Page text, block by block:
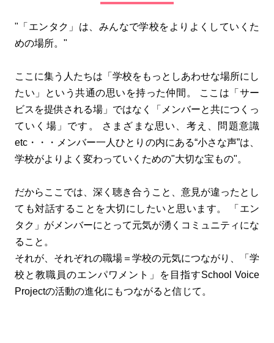
"「エンタク」は、みんなで学校をよりよくしていくた
めの場所。"
ここに集う人たちは「学校をもっとしあわせな場所にし
たい」という共通の思いを持った仲間。 ここは「サー
ビスを提供される場」ではなく「メンバーと共につくっ
ていく場」です。 さまざまな思い、考え、問題意識
etc・・・メンバー一人ひとりの内にある“小さな声”は、
学校がよりよく変わっていくための"大切な宝もの"。
だからここでは、深く聴き合うこと、意見が違ったとし
ても対話することを大切にしたいと思います。 「エン
タク」がメンバーにとって元気が湧くコミュニティにな
ること。
それが、それぞれの職場＝学校の元気につながり、「学
校と教職員のエンパワメント」を目指すSchool Voice
Projectの活動の進化にもつながると信じて。